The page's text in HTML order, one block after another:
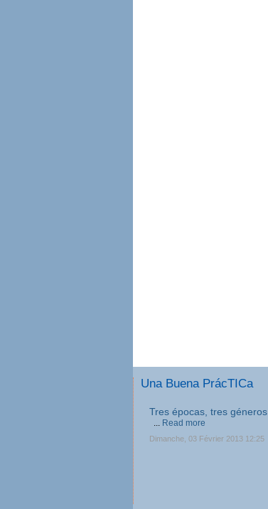
Una Buena PrácTICa
Tres épocas, tres géneros
... Read more
Dimanche, 03 Février 2013 12:25